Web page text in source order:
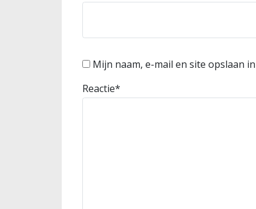
Mijn naam, e-mail en site opslaan
Reactie*